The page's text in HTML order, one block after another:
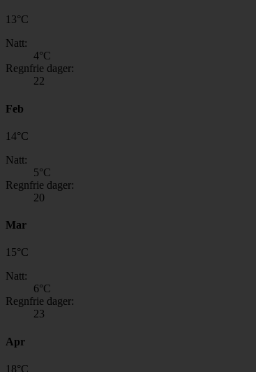
13°C
Natt:
4°C
Regnfrie dager:
22
Feb
14°C
Natt:
5°C
Regnfrie dager:
20
Mar
15°C
Natt:
6°C
Regnfrie dager:
23
Apr
18°C